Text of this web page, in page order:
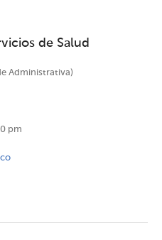
de Salud
Administrativa)
pm